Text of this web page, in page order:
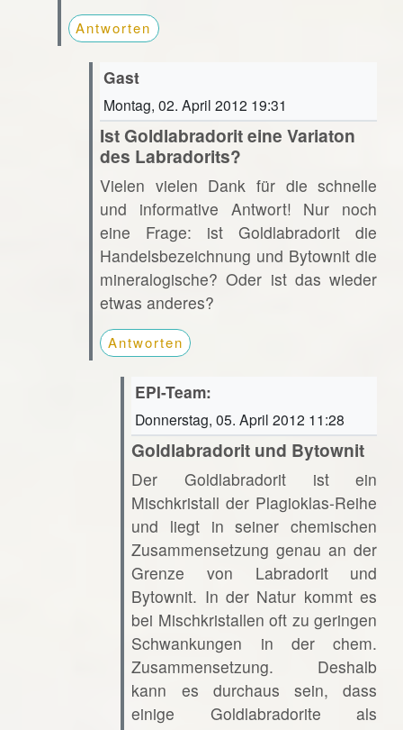
Antworten
Gast
Montag, 02. April 2012 19:31
Ist Goldlabradorit eine Variaton
des Labradorits?
Vielen vielen Dank für die schnelle
und informative Antwort! Nur noch
eine Frage: ist Goldlabradorit die
Handelsbezeichnung und Bytownit die
mineralogische? Oder ist das wieder
etwas anderes?
Antworten
EPI-Team:
Donnerstag, 05. April 2012 11:28
Goldlabradorit und Bytownit
Der Goldlabradorit ist ein
Mischkristall der Plagioklas-Reihe
und liegt in seiner chemischen
Zusammensetzung genau an der
Grenze von Labradorit und
Bytownit. In der Natur kommt es
bei Mischkristallen oft zu geringen
Schwankungen in der chem.
Zusammensetzung. Deshalb
kann es durchaus sein, dass
einige Goldlabradorite als